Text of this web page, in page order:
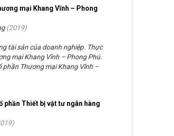
mại Khang Vĩnh – Phong
(2019)
tài sản của doanh nghiệp. Thực
mại Khang Vĩnh – Phong Phú.
phần Thương mại Khang Vĩnh –
phần Thiết bị vật tư ngân hàng
)